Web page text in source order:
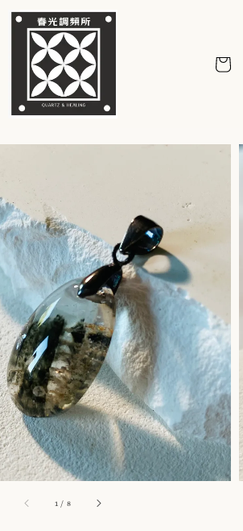
1 / 8